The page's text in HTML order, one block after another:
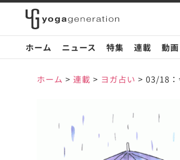
ホーム
ニュース 特集 連載 動画
ホーム > 連載 > ヨガ占い > 03/18：